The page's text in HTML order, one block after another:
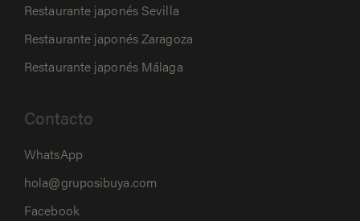
Restaurante japonés Sevilla
Restaurante japonés Zaragoza
Restaurante japonés Málaga
Contacto
WhatsApp
hola@gruposibuya.com
Facebook